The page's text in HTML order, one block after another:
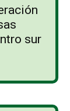
sur